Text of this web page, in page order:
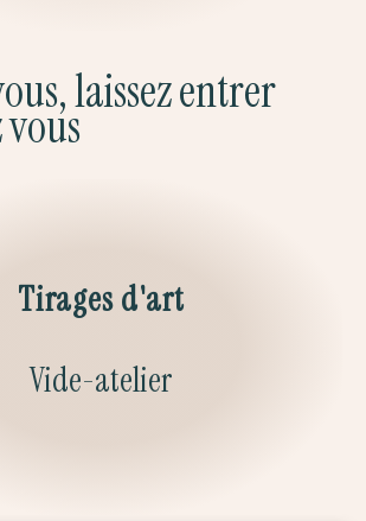
laissez entrer
Tirages d'art
Vide-atelier